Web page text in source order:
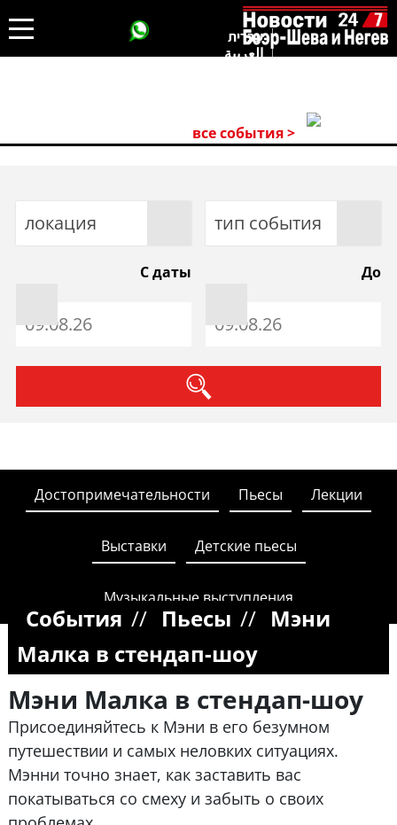
עברית
العربية
все события >
локация тип события
С даты До
Достопримечательности Пьесы Лекции
Выставки Детские пьесы
Музыкальные выступления
События // Пьесы // Мэни
Малка в стендап-шоу
Мэни Малка в стендап-шоу
Присоединяйтесь к Мэни в его безумном
путешествии и самых неловких ситуациях.
Мэнни точно знает, как заставить вас
покатываться со смеху и забыть о своих